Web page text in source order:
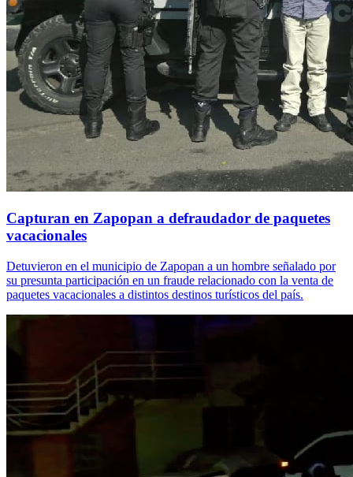
Capturan en Zapopan a defraudador de paquetes
vacacionales
Detuvieron en el municipio de Zapopan a un hombre señalado por
su presunta participación en un fraude relacionado con la venta de
paquetes vacacionales a distintos destinos turísticos del país.